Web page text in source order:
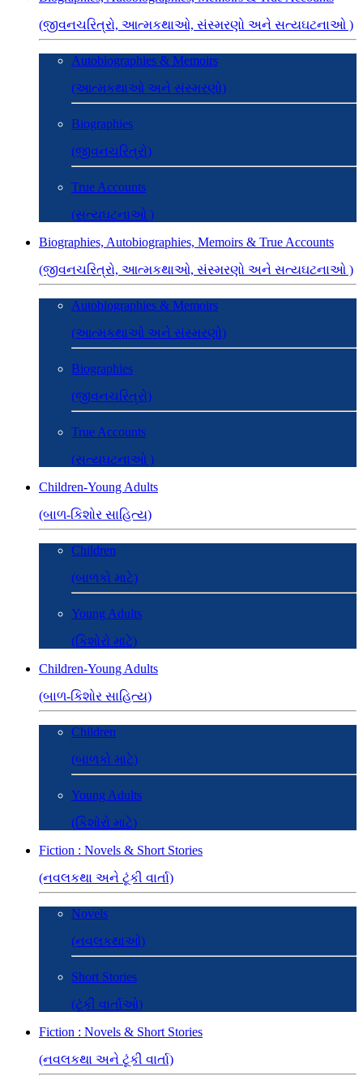
(જીવનચરિત્રો, આત્મકથાઓ, સંસ્મરણો અને સત્યઘટનાઓ )
Autobiographies & Memoirs
(આત્મકથાઓ અને સંસ્મરણો)
Biographies
(જીવનચરિત્રો)
True Accounts
(સત્યઘટનાઓ )
Biographies, Autobiographies, Memoirs & True Accounts
(જીવનચરિત્રો, આત્મકથાઓ, સંસ્મરણો અને સત્યઘટનાઓ )
Autobiographies & Memoirs
(આત્મકથાઓ અને સંસ્મરણો)
Biographies
(જીવનચરિત્રો)
True Accounts
(સત્યઘટનાઓ )
Children-Young Adults
(બાળ-કિશોર સાહિત્ય)
Children
(બાળકો માટે)
Young Adults
(કિશોરો માટે)
Children-Young Adults
(બાળ-કિશોર સાહિત્ય)
Children
(બાળકો માટે)
Young Adults
(કિશોરો માટે)
Fiction : Novels & Short Stories
(નવલકથા અને ટૂંકી વાર્તા)
Novels
(નવલકથાઓ)
Short Stories
(ટૂંકી વાર્તાઓ)
Fiction : Novels & Short Stories
(નવલકથા અને ટૂંકી વાર્તા)